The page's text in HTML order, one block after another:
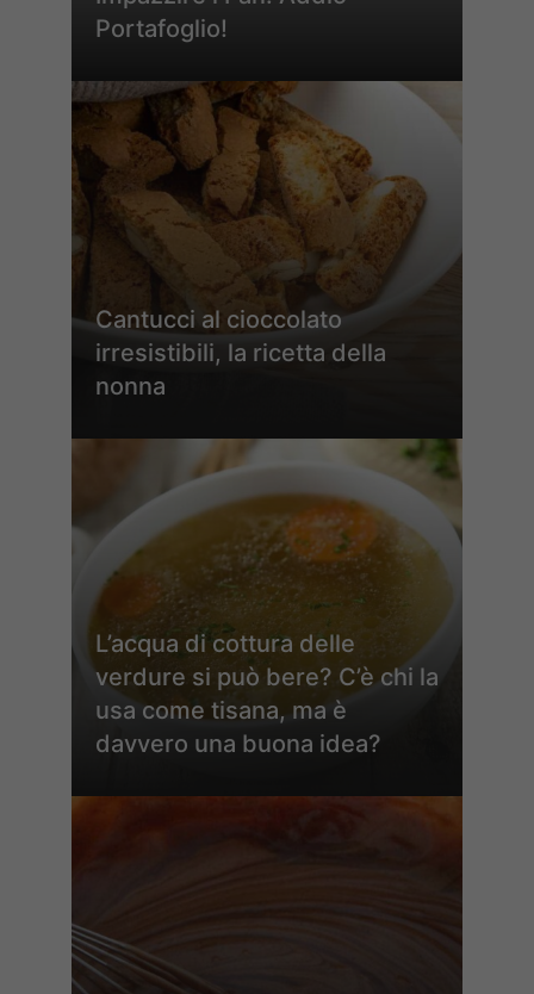
Portafoglio!
Cantucci al cioccolato
irresistibili, la ricetta della
nonna
L’acqua di cottura delle
verdure si può bere? C’è chi la
usa come tisana, ma è
davvero una buona idea?